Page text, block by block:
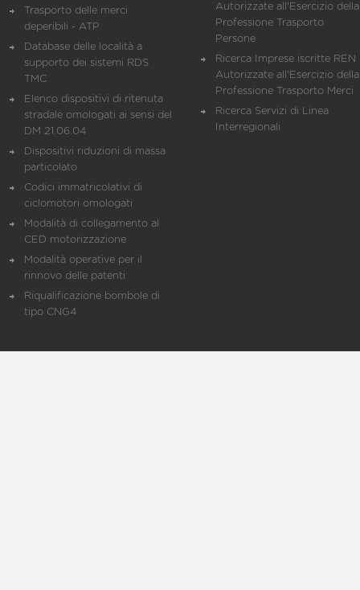
Trasporto delle merci
deperibili - ATP
Database delle località a
supporto dei sistemi RDS
TMC
Elenco dispositivi di ritenuta
stradale omologati ai sensi del
DM 21.06.04
Dispositivi riduzioni di massa
particolato
Codici immatricolativi di
ciclomotori omologati
Modalità di collegamento al
CED motorizzazione
Modalità operative per il
rinnovo delle patenti
Riqualificazione bombole di
tipo CNG4
Autorizzate all'Esercizio della
Professione Trasporto
Persone
Ricerca Imprese iscritte REN
Autorizzate all'Esercizio della
Professione Trasporto Merci
Ricerca Servizi di Linea
Interregionali